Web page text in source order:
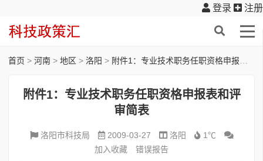
登录 注册
首页 > 河南 > 地区 > 洛阳 > 附件1：专业技术职务任职资格申报表和评审简表
附件1：专业技术职务任职资格申报表和评
审简表
洛阳市科技局 2009-03-27 洛阳
1℃
加入收藏
错误报告